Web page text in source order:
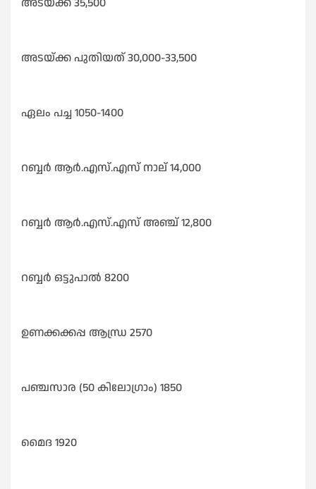
അടയ്ക്ക 35,500
അടയ്ക്ക പുതിയത് 30,000-33,500
ഏലം പച്ച 1050-1400
റബ്ബർ ആർ.എസ്.എസ് നാല് 14,000
റബ്ബർ ആർ.എസ്.എസ് അഞ്ച് 12,800
റബ്ബർ ഒട്ടുപാൽ 8200
ഉണക്കക്കപ്പ ആന്ധ്ര 2570
പഞ്ചസാര (50 കിലോഗ്രാം) 1850
മൈദ 1920